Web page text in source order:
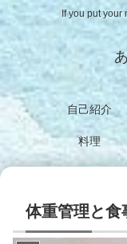
If you put your
自己紹介
料理
体重管理と食